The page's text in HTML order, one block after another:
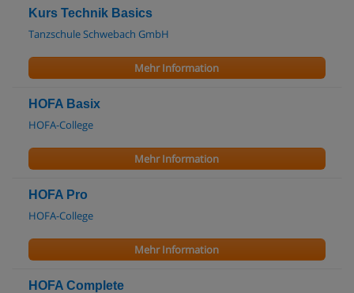
Kurs Technik Basics
Tanzschule Schwebach GmbH
Mehr Information
HOFA Basix
HOFA-College
Mehr Information
HOFA Pro
HOFA-College
Mehr Information
HOFA Complete